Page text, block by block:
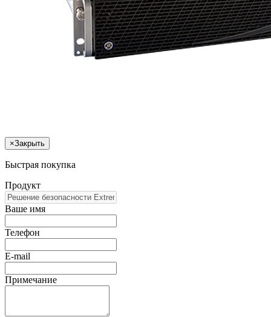
×Закрыть
Быстрая покупка
Продукт
Ваше имя
Телефон
E-mail
Примечание